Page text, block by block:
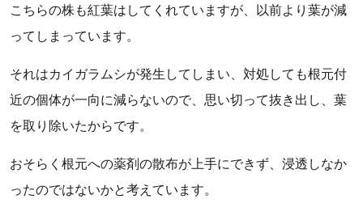
こちらの株も紅葉はしてくれていますが、以前より葉が減
ってしまっています。
それはカイガラムシが発生してしまい、対処しても根元付
近の個体が一向に減らないので、思い切って抜き出し、葉
を取り除いたからです。
おそらく根元への薬剤の散布が上手にできず、浸透しなか
ったのではないかと考えています。